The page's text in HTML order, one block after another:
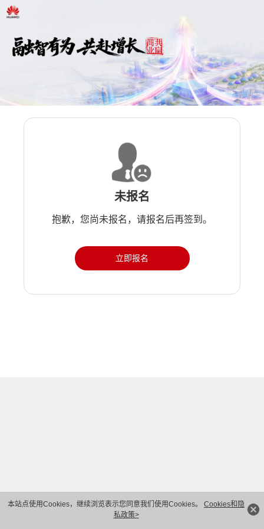
本站点使用Cookies，继续浏览表示您同意我们使用Cookies。 Cookies和隐
私政策>
未报名
抱歉，您尚未报名，请报名后再签到。
立即报名